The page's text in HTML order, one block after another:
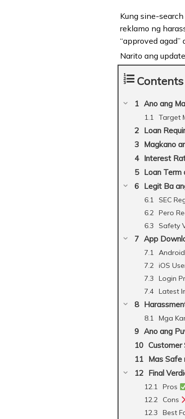
Kung sine-
reklamo ng
“approved
Narito ang
Contents
Ano ang
Target
Loan
Magkano
Interest
Loan
Legit Ba
SEC
Pero
Safety
App
iOS
Login
Latest
Mga
Ano ang
Customer
Mas Safe
Final
Pros
Cons
Best